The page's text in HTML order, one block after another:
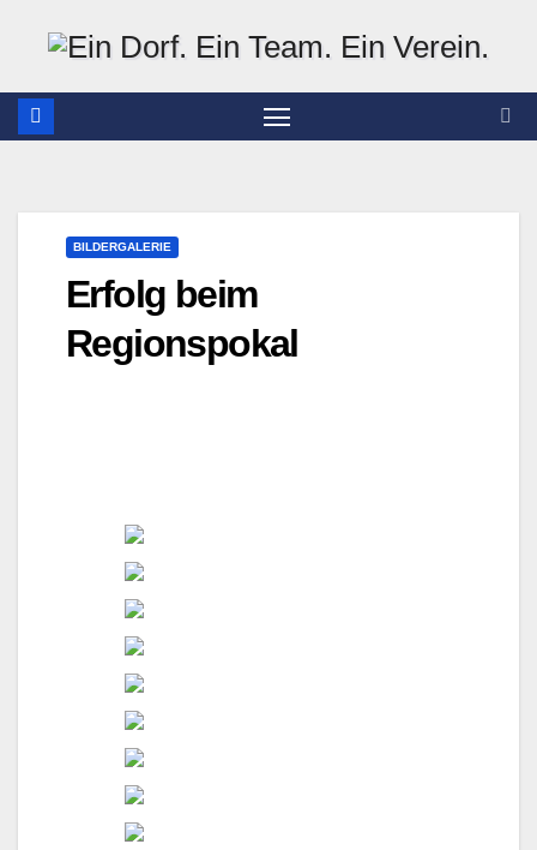
springen
BILDERGALERIE
Erfolg beim
Regionspokal